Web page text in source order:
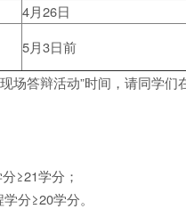
4月26日
5月3日前
场答辩活动”时间，请同学
≥21学分；
程学分≥20学分。